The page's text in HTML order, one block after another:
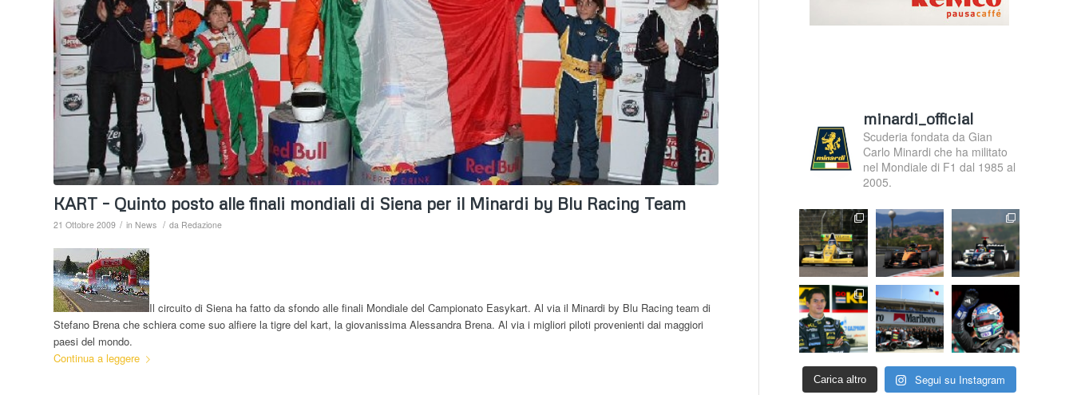
KART – Quinto posto alle finali mondiali di Siena per il Minardi by Blu Racing Team
21 Ottobre 2009 / in News / da Redazione
Il circuito di Siena ha fatto da sfondo alle finali Mondiale del Campionato Easykart. Al via il Minardi by Blu Racing team di
Stefano Brena che schiera come suo alfiere la tigre del kart, la giovanissima Alessandra Brena. Al via i migliori piloti provenienti dai maggiori
paesi del mondo.
Continua a leggere
minardi_official
Scuderia fondata da Gian
Carlo Minardi che ha militato
nel Mondiale di F1 dal 1985 al
2005.
Carica altro Segui su Instagram